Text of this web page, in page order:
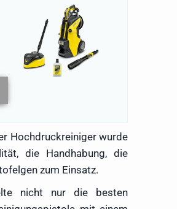
Hochdruckreiniger wurde
die Handhabung, die
zum Einsatz.
nicht nur die besten